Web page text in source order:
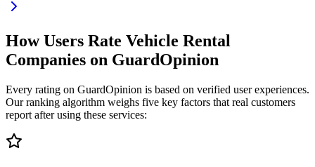
How Users Rate Vehicle Rental
Companies on GuardOpinion
Every rating on GuardOpinion is based on verified user experiences.
Our ranking algorithm weighs five key factors that real customers
report after using these services: